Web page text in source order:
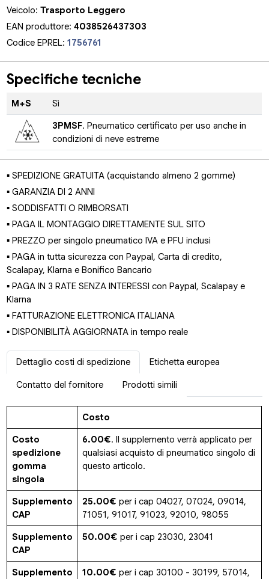
Veicolo:Trasporto Leggero
EAN produttore:4038526437303
Codice EPREL:1756761
Specifiche tecniche
M+S Sì
3PMSF. Pneumatico certificato per uso anche in
condizioni di neve estreme
▪ SPEDIZIONE GRATUITA (acquistando almeno 2 gomme)
▪ GARANZIA DI 2 ANNI
▪ SODDISFATTI O RIMBORSATI
▪ PAGA IL MONTAGGIO DIRETTAMENTE SUL SITO
▪ PREZZO per singolo pneumatico IVA e PFU inclusi
▪ PAGA in tutta sicurezza con Paypal, Carta di credito,
Scalapay, Klarna e Bonifico Bancario
▪ PAGA IN 3 RATE SENZA INTERESSI con Paypal, Scalapay e
Klarna
▪ FATTURAZIONE ELETTRONICA ITALIANA
▪ DISPONIBILITÀ AGGIORNATA in tempo reale
Dettaglio costi di spedizione Etichetta europea
Contatto del fornitore Prodotti simili
Costo
Costo
spedizione
gomma
singola
6.00€. Il supplemento verrà applicato per
qualsiasi acquisto di pneumatico singolo di
questo articolo.
Supplemento
CAP
25.00€ per i cap 04027, 07024, 09014,
71051, 91017, 91023, 92010, 98055
Supplemento
CAP
50.00€ per i cap 23030, 23041
Supplemento 10.00€ per i cap 30100 - 30199, 57014,